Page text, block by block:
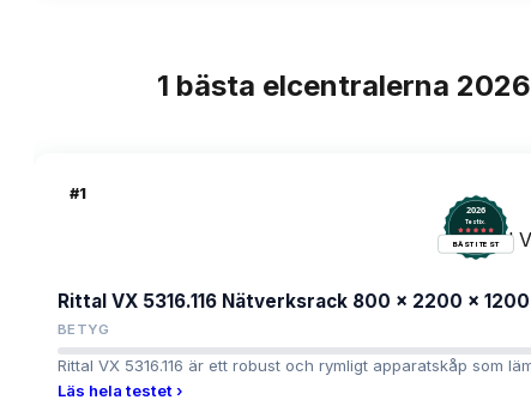
1 bästa elcentralerna 2026
#1
2026
Testix.
BÄST I TEST
Rittal VX 5316.116 Nätverksrack 800 x 2200 x
BETYG
Rittal VX 5316.116 är ett robust och rymligt apparatskåp som
Läs hela testet ›